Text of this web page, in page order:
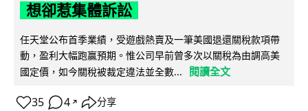
想卻惹集體訴訟
任天堂公布首季業績，受遊戲熱賣及一筆美國退還關稅款項帶
動，盈利大幅跑贏預期。惟公司早前曾多次以關稅為由調高美
國定價，如今關稅被裁定違法並全數...
閱讀全文
35 4 ↗ 分享